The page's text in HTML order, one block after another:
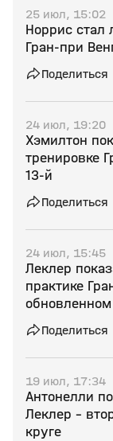
25 июл, 15:02
Норрис стал
Гран‑при
Поделиться
24 июл, 19:20
Хэмилтон
тренировке
13‑й
Поделиться
24 июл, 15:45
Леклер
практике
Поделиться
19 июл, 17:34
Антонелли
Леклер –
круге